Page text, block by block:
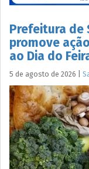
Prefeitura de
promove
ao Dia do
5 de agosto de 2026